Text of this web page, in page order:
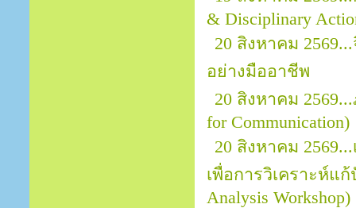
& Disciplinary
20 สิงหาคม
อย่างมืออาชีพ
20 สิงหาคม
for Communication)
20 สิงหาคม
เพื่อการวิเคราะห์แ
Analysis Workshop)